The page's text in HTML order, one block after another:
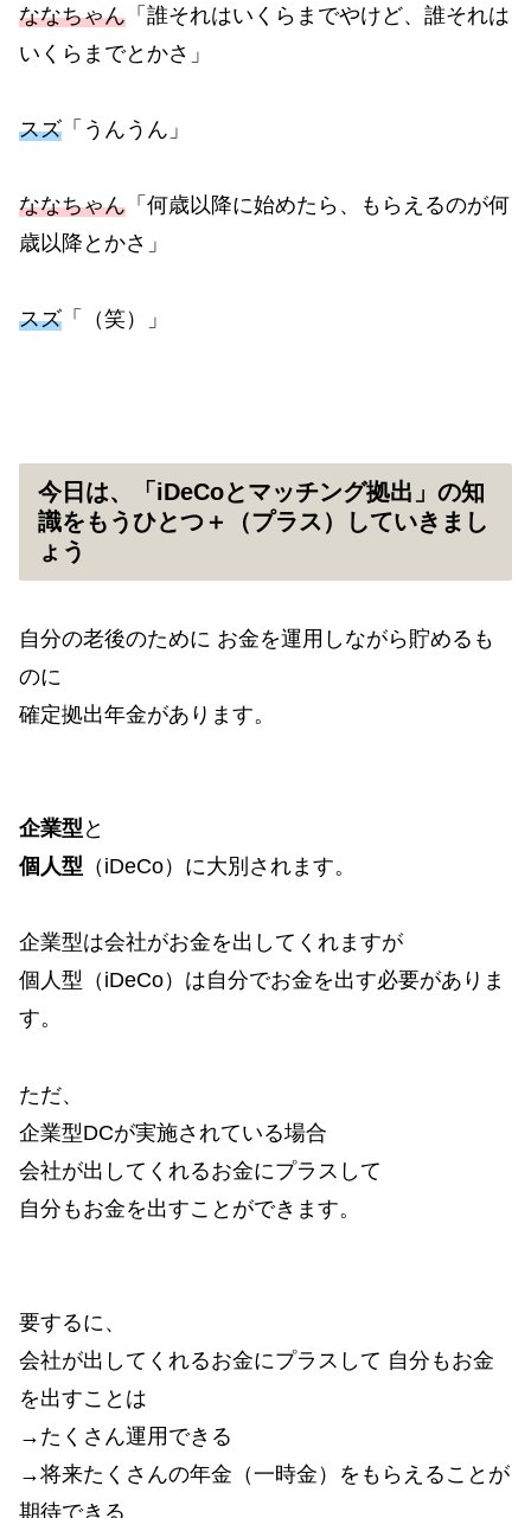
ななちゃん 「誰それはいくらまでやけど、誰それは
いくらまでとかさ」
スズ 「うんうん」
ななちゃん 「何歳以降に始めたら、もらえるのが何
歳以降とかさ」
スズ 「（笑）」
今日は、「iDeCoとマッチング拠出」の知
識をもうひとつ＋（プラス）していきまし
ょう
自分の老後のために お金を運用しながら貯めるも
のに
確定拠出年金があります。
企業型 と
個人型 （iDeCo）に大別されます。
企業型は会社がお金を出してくれますが
個人型（iDeCo）は自分でお金を出す必要がありま
す。
ただ、
企業型DCが実施されている場合
会社が出してくれるお金にプラスして
自分もお金を出すことができます。
要するに、
会社が出してくれるお金にプラスして 自分もお金
を出すことは
→たくさん運用できる
→将来たくさんの年金（一時金）をもらえることが
期待できる